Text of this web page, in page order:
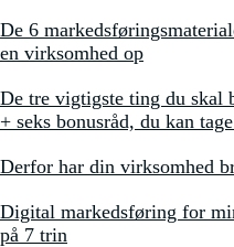
De 6
en virksomhed op
De tre vigtigste ting du skal
+ seks bonusråd, du kan
Derfor har din virksomhed
Digital markedsføring for
på 7 trin